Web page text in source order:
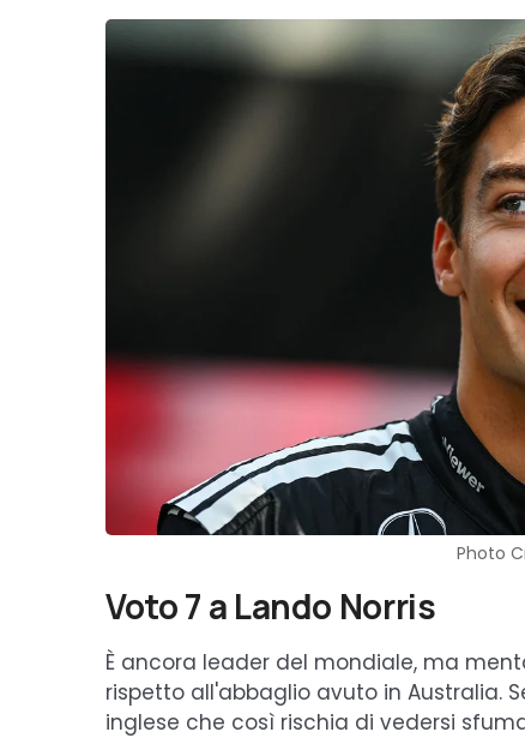
Photo
Voto 7 a Lando Norris
È ancora leader del mondiale, ma
rispetto all'abbaglio avuto in Australia.
inglese che così rischia di vedersi